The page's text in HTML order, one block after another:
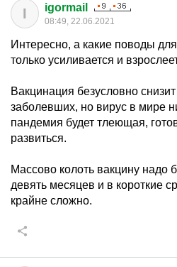
I igormail
08:49, 22.06.2021
Интересно, а какие поводы
только усиливается и
Вакцинация безусловно
заболевших, но вирус в мире
пандемия будет тлеющая,
развиться.
Массово колоть вакцину надо
девять месяцев и в короткие
крайне сложно.